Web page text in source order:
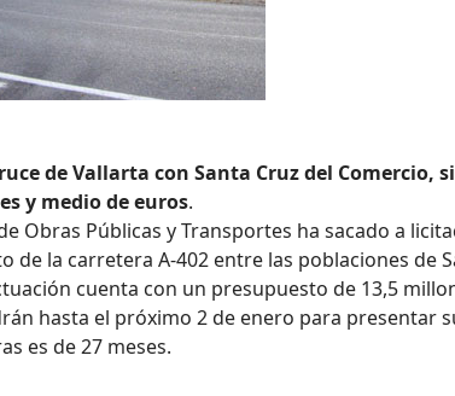
de Vallarta con Santa Cruz del Comercio,
y medio de euros.
Obras Públicas y Transportes ha sacado a
de la carretera A-402 entre las poblaciones de
cuenta con un presupuesto de 13,5
hasta el próximo 2 de enero para presentar
es de 27 meses.